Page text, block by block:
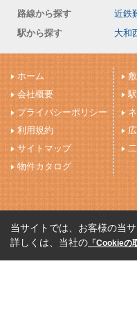
路線から探す
近鉄
駅から探す
大和
ホーム
会社概要
プライバシーポリシー
利用規約
サイトマップ
物件カタログ
当サイトでは、お客様の当
詳しくは、当社の 「Cookieの